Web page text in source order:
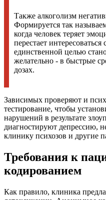
Также алкоголизм
Формируется так
когда человек теряет
перестает
единственной целью
желательно - в быстрые
дозах.
Зависимых проверяют и
тестирование, чтобы
нарушений в результате
диагностируют депрессию,
клинику психозов и другие
Требования к
кодированием
Как правило, клиника